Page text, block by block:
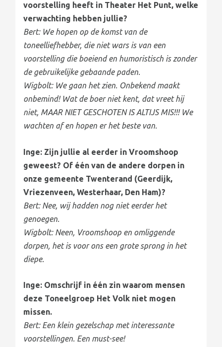
voorstelling heeft in Theater Het Punt, welke
verwachting hebben jullie?
Bert: We hopen op de komst van de
toneelliefhebber, die niet wars is van een
voorstelling die boeiend en humoristisch is zonder
de gebruikelijke gebaande paden.
Wigbolt: We gaan het zien. Onbekend maakt
onbemind! Wat de boer niet kent, dat vreet hij
niet, MAAR NIET GESCHOTEN IS ALTIJS MIS!!! We
wachten af en hopen er het beste van.
Inge: Zijn jullie al eerder in Vroomshoop
geweest? Of één van de andere dorpen in
onze gemeente Twenterand (Geerdijk,
Vriezenveen, Westerhaar, Den Ham)?
Bert: Nee, wij hadden nog niet eerder het
genoegen.
Wigbolt: Neen, Vroomshoop en omliggende
dorpen, het is voor ons een grote sprong in het
diepe.
Inge: Omschrijf in één zin waarom mensen
deze Toneelgroep Het Volk niet mogen
missen.
Bert: Een klein gezelschap met interessante
voorstellingen. Een must-see!